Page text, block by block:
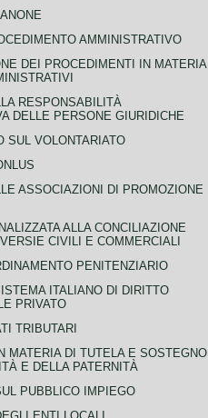
AMMINISTRATIVO
DEI PROCEDIMENTI IN MATERIA
RESPONSABILITÀ
DELLE PERSONE GIURIDICHE
SUL VOLONTARIATO
ASSOCIAZIONI DI PROMOZIONE
ALLA CONCILIAZIONE
CIVILI E COMMERCIALI
PENITENZIARIO
ITALIANO DI DIRITTO
PRIVATO
TRIBUTARI
MATERIA DI TUTELA E SOSTEGNO
E DELLA PATERNITÀ
PUBBLICO IMPIEGO